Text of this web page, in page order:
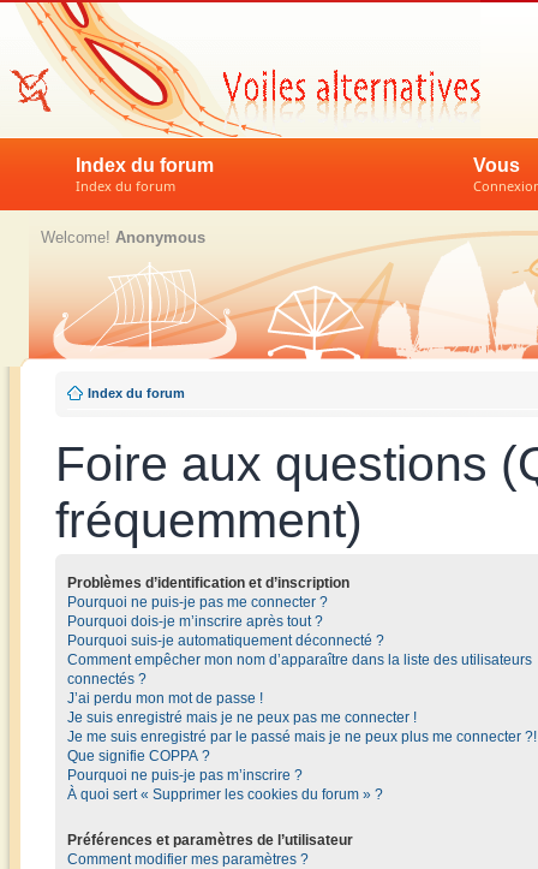
Index du forum
Index du forum
Vous
Welcome! Anonymous
Index du forum
Foire aux questions
fréquemment)
Problèmes d’identification et d’inscription
Pourquoi ne puis-je pas me connecter ?
Pourquoi dois-je m’inscrire après tout ?
Pourquoi suis-je automatiquement déconnecté ?
Comment empêcher mon nom d’apparaître dans la liste des utilisateurs
connectés ?
J’ai perdu mon mot de passe !
Je suis enregistré mais je ne peux pas me connecter !
Je me suis enregistré par le passé mais je ne peux plus me connecter ?!
Que signifie COPPA ?
Pourquoi ne puis-je pas m’inscrire ?
À quoi sert « Supprimer les cookies du forum » ?
Préférences et paramètres de l’utilisateur
Comment modifier mes paramètres ?